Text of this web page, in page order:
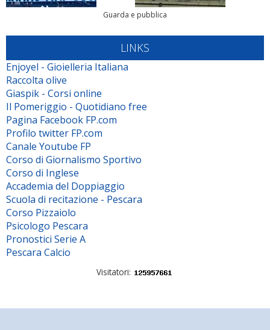
Guarda e pubblica
LINKS
Enjoyel - Gioielleria Italiana
Raccolta olive
Giaspik - Corsi online
Il Pomeriggio - Quotidiano free
Pagina Facebook FP.com
Profilo twitter FP.com
Canale Youtube FP
Corso di Giornalismo Sportivo
Corso di Inglese
Accademia del Doppiaggio
Scuola di recitazione - Pescara
Corso Pizzaiolo
Psicologo Pescara
Pronostici Serie A
Pescara Calcio
Visitatori: